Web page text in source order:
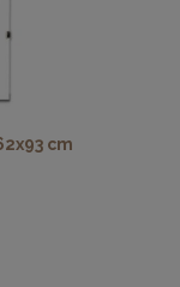
cm żółtych, z
cm